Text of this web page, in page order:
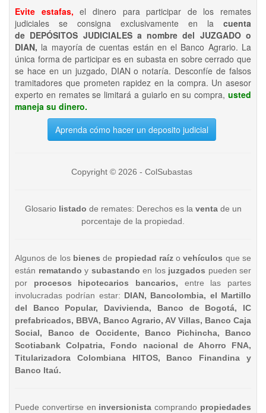
Evite estafas, el dinero para participar de los remates
judiciales se consigna exclusivamente en la cuenta
de DEPÓSITOS JUDICIALES a nombre del JUZGADO o
DIAN, la mayoría de cuentas están en el Banco Agrario. La
única forma de participar es en subasta en sobre cerrado que
se hace en un juzgado, DIAN o notaría. Desconfíe de falsos
tramitadores que prometen rapidez en la compra. Un asesor
experto en remates se limitará a guiarlo en su compra, usted
maneja su dinero.
Aprenda cómo hacer un deposito judicial
Copyright © 2026 - ColSubastas
Glosario listado de remates: Derechos es la ventade un
porcentaje de la propiedad.
Algunos de los bienesde propiedad raízo vehículos que se
están rematando y subastando en los juzgados pueden ser
por procesos hipotecarios bancarios, entre las partes
involucradas podrían estar: DIAN, Bancolombia, el Martillo
del Banco Popular, Davivienda, Banco de Bogotá, IC
prefabricados, BBVA, Banco Agrario, AV Villas, Banco Caja
Social, Banco de Occidente, Banco Pichincha, Banco
Scotiabank Colpatria, Fondo nacional de Ahorro FNA,
Titularizadora Colombiana HITOS, Banco Finandina y
Banco Itaú.
Puede convertirse en inversionista comprando propiedades